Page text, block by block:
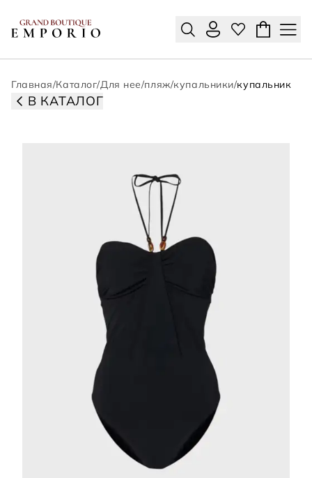
Главная/Каталог/Для нее/пляж/купальники/купальник
В КАТАЛОГ